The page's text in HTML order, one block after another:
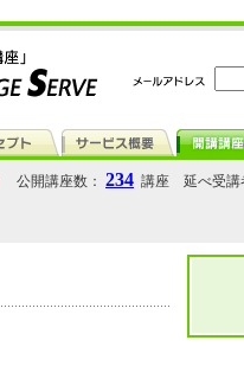
公開講座数： 234 講座 延べ受講